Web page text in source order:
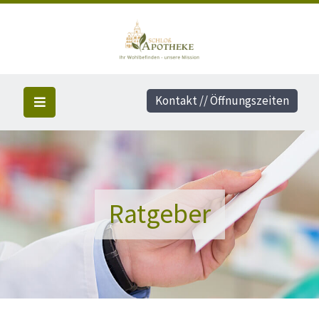
Ratgeber
Kontakt // Öffnungszeiten